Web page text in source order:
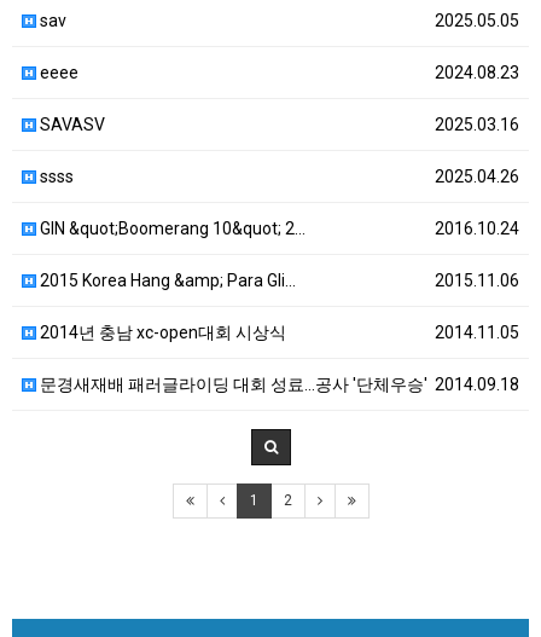
2025.05.05
sav
2024.08.23
eeee
2025.03.16
SAVASV
2025.04.26
ssss
2016.10.24
GIN &quot;Boomerang 10&quot; 2…
2015.11.06
2015 Korea Hang &amp; Para Gli…
2014.11.05
2014년 충남 xc-open대회 시상식
2014.09.18
문경새재배 패러글라이딩 대회 성료…공사 '단체우승'
1 2